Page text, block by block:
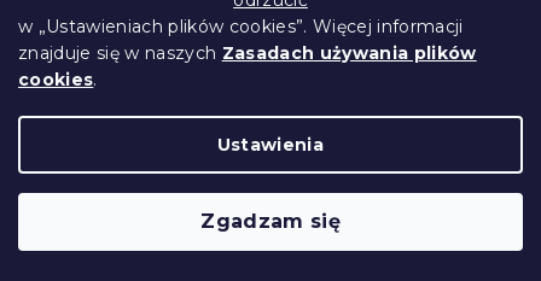
w „Ustawieniach plików cookies”. Więcej informacji
znajduje się w naszych Zasadach używania plików
cookies.
Ustawienia
Zgadzam się